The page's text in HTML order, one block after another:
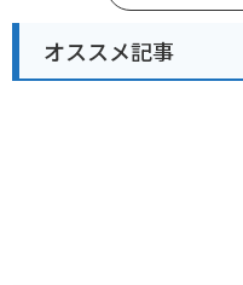
オススメ記事